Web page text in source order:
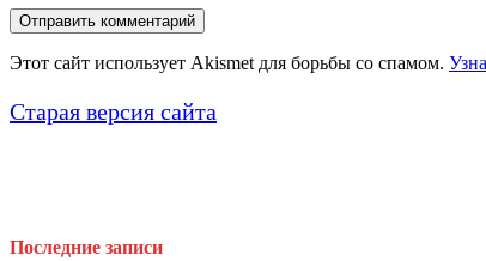
Этот сайт использует Akismet для борьбы со спамом.
Старая версия сайта
Последние записи